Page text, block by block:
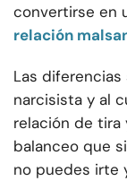
convertirse en
relación
Las
narcisista y al
relación de tira
balanceo que
no puedes irte